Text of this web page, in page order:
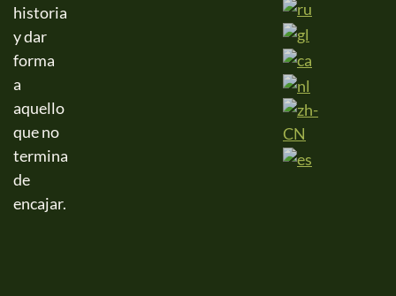
historia
y dar
forma
a
aquello
que no
termina
de
encajar.